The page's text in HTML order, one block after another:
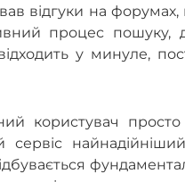
відгуки на
процес пошуку,
у минуле,
користувач
сервіс